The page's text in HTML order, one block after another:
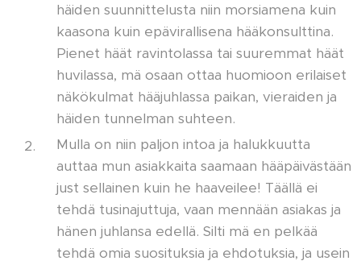
häiden suunnittelusta niin morsiamena kuin
kaasona kuin epävirallisena hääkonsulttina.
Pienet häät ravintolassa tai suuremmat häät
huvilassa, mä osaan ottaa huomioon erilaiset
näkökulmat hääjuhlassa paikan, vieraiden ja
häiden tunnelman suhteen. 💍
Mulla on niin paljon intoa ja halukkuutta
auttaa mun asiakkaita saamaan hääpäivästään
just sellainen kuin he haaveilee! Täällä ei
tehdä tusinajuttuja, vaan mennään asiakas ja
hänen juhlansa edellä. Silti mä en pelkää
tehdä omia suosituksia ja ehdotuksia, ja usein